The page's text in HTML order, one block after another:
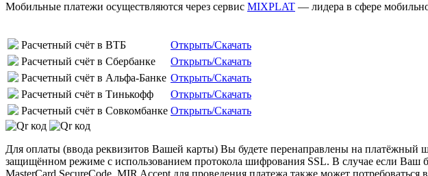
Мобильные платежи осуществляются через сервис MIXPLAT — лидера в сфере
Расчетный счёт в ВТБ
Открыть/Скачать
Расчетный счёт в Сбербанке
Открыть/Скачать
Расчетный счёт в Альфа-Банке Открыть/Скачать
Расчетный счёт в Тинькофф
Открыть/Скачать
Расчетный счёт в Совкомбанке Открыть/Скачать
Для оплаты (ввода реквизитов Вашей карты) Вы будете перенаправлены на
защищённом режиме с использованием протокола шифрования SSL. В случае если Ваш
MasterCard SecureCode, MIR Accept для проведения платежа также может потребоваться